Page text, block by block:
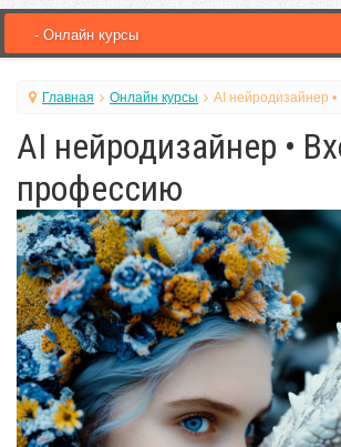
Главная Онлайн курсы AI нейродизайнер
AI нейродизайнер •
профессию